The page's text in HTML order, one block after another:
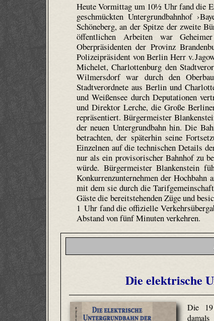
Heute Vormittag um 10½ Uhr fand die
geschmückten Untergrundbahnhof
Schöneberg, an der Spitze der zweite
öffentlichen Arbeiten war
Oberpräsidenten der Provinz
Polizeipräsident von Berlin Herr v.
Michelet, Charlottenburg den
Wilmersdorf war durch den
Stadtverordnete aus Berlin und
und Weißensee durch Deputationen
und Direktor Lerche, die Große
repräsentiert. Bürgermeister
der neuen Untergrundbahn hin. Die
betrachten, der späterhin seine
Einzelnen auf die technischen Details
nur als ein provisorischer Bahnhof zu
würde. Bürgermeister Blankenstein
Konkurrenzunternehmen der Hochbahn
mit dem sie durch die
Gäste die bereitstehenden Züge und
1 Uhr fand die offizielle
Abstand von fünf Minuten verkehren.
Die elektrische
Die